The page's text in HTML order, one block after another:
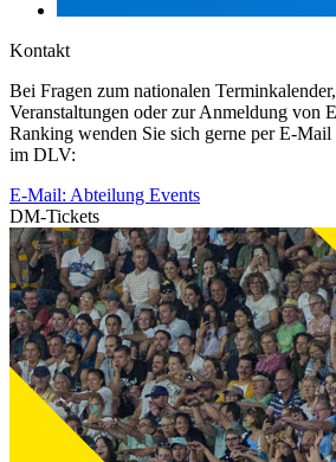
Kontakt
Bei Fragen zum nationalen
Veranstaltungen oder zur Anmeldung von
Ranking wenden Sie sich gerne per E-
im DLV:
E-Mail: Abteilung Events
DM-Tickets